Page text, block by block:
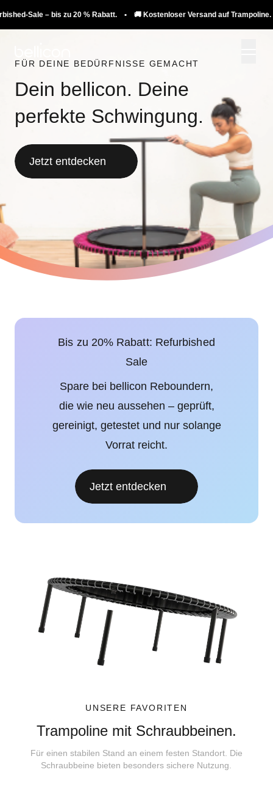
zu 20 % Rabatt. • 🚚 Kostenloser Versand auf Trampoline. ♻️
FÜR DEINE BEDÜRFNISSE GEMACHT
Dein bellicon. Deine
perfekte Schwingung.
Jetzt entdecken
Bis zu 20% Rabatt: Refurbished
Sale
Spare bei bellicon Reboundern,
die wie neu aussehen – geprüft,
gereinigt, getestet und nur solange
Vorrat reicht.
Jetzt entdecken
UNSERE FAVORITEN
Trampoline mit Schraubbeinen.
Für einen stabilen Stand an einem festen Standort. Die
Schraubbeine bieten besonders sichere Nutzung.